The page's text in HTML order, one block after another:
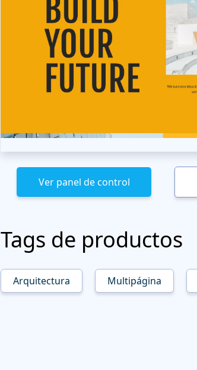
Ver panel de control
Tags de productos
Arquitectura Multipágina